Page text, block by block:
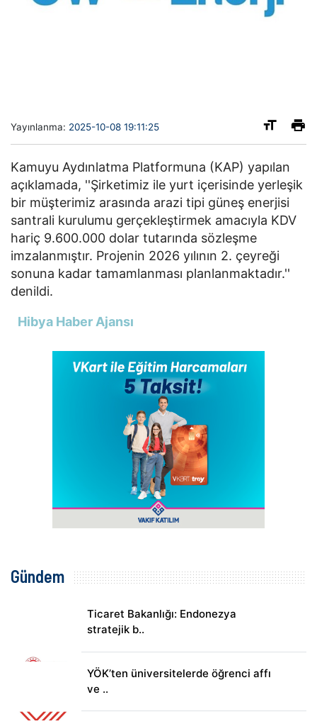
Yayınlanma: 2025-10-08 19:11:25
Kamuyu Aydınlatma Platformuna (KAP) yapılan
açıklamada, ''Şirketimiz ile yurt içerisinde yerleşik
bir müşterimiz arasında arazi tipi güneş enerjisi
santrali kurulumu gerçekleştirmek amacıyla KDV
hariç 9.600.000 dolar tutarında sözleşme
imzalanmıştır. Projenin 2026 yılının 2. çeyreği
sonuna kadar tamamlanması planlanmaktadır.''
denildi.
Hibya Haber Ajansı
Gündem
Ticaret Bakanlığı: Endonezya
stratejik b..
YÖK’ten üniversitelerde öğrenci affı
ve ..